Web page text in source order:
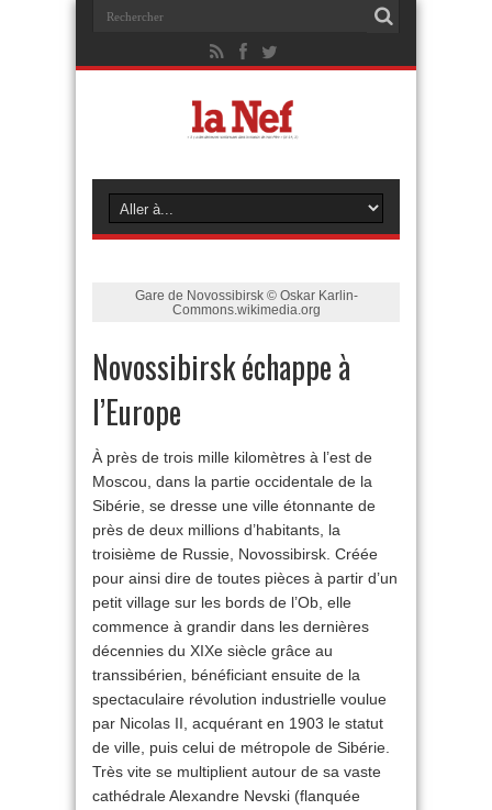
Gare de Novossibirsk © Oskar Karlin-
Commons.wikimedia.org
Novossibirsk échappe à
l’Europe
À près de trois mille kilomètres à l’est de
Moscou, dans la partie occidentale de la
Sibérie, se dresse une ville étonnante de
près de deux millions d’habitants, la
troisième de Russie, Novossibirsk. Créée
pour ainsi dire de toutes pièces à partir d’un
petit village sur les bords de l’Ob, elle
commence à grandir dans les dernières
décennies du XIXe siècle grâce au
transsibérien, bénéficiant ensuite de la
spectaculaire révolution industrielle voulue
par Nicolas II, acquérant en 1903 le statut
de ville, puis celui de métropole de Sibérie.
Très vite se multiplient autour de sa vaste
cathédrale Alexandre Nevski (flanquée